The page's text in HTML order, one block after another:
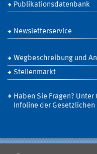
Publikationsdatenbank
Newsletterservice
Wegbeschreibung und
Stellenmarkt
Haben Sie Fragen?
Infoline der